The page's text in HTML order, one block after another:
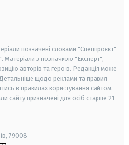
позначені словами "Спецпроєкт"
Матеріали з позначкою "Експерт",
авторів та героїв. Редакція може
Детальніше щодо реклами та правил
в правилах користування сайтом.
сайту призначені для осіб старше 21
79008